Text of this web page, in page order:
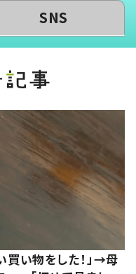
SNS
い物をした！」→母